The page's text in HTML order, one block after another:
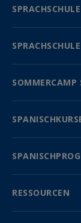
SOMMERCAMP
RESSOURCEN